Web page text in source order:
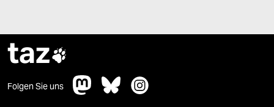
taz
Folgen Sie uns